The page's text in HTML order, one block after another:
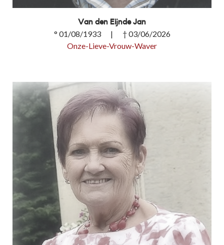
Van den Eijnde Jan
Van den Eijnde Jan
° 01/08/1933 | † 03/06/2026
Onze-Lieve-Vrouw-Waver